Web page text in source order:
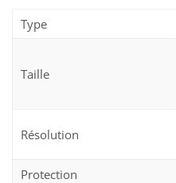
Type
Taille
Résolution
Protection